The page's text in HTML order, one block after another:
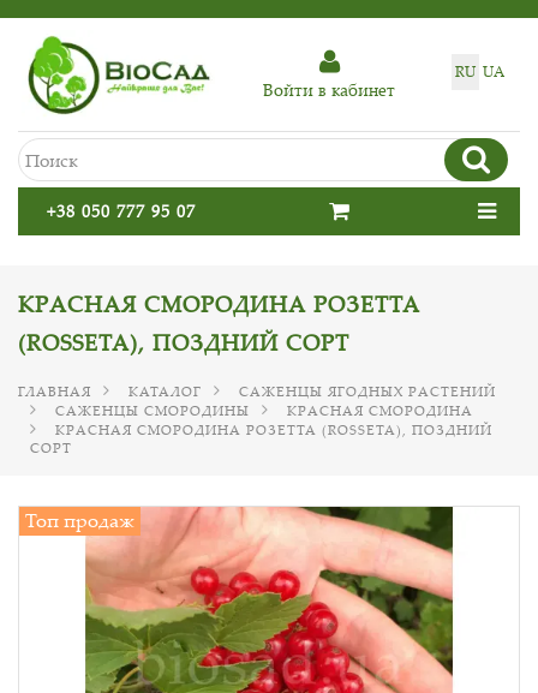
RU UA
Войти в кабинет
+38 050 777 95 07
КРАСНАЯ СМОРОДИНА РОЗЕТТА
(ROSSETA), ПОЗДНИЙ СОРТ
ГЛАВНАЯ КАТАЛОГ
САЖЕНЦЫ ЯГОДНЫХ РАСТЕНИЙ
САЖЕНЦЫ СМОРОДИНЫ
КРАСНАЯ СМОРОДИНА
КРАСНАЯ СМОРОДИНА РОЗЕТТА (ROSSETA), ПОЗДНИЙ
СОРТ
Топ продаж